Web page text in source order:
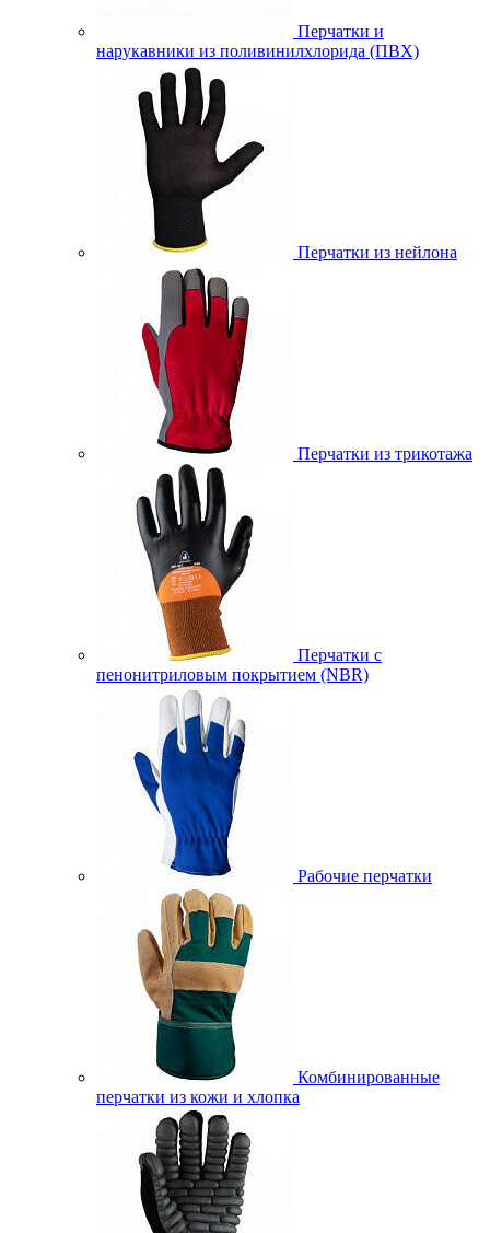
Перчатки и
нарукавники из поливинилхлорида (ПВХ)
Перчатки из нейлона
Перчатки из трикотажа
Перчатки с
пенонитриловым покрытием (NBR)
Рабочие перчатки
Комбинированные
перчатки из кожи и хлопка